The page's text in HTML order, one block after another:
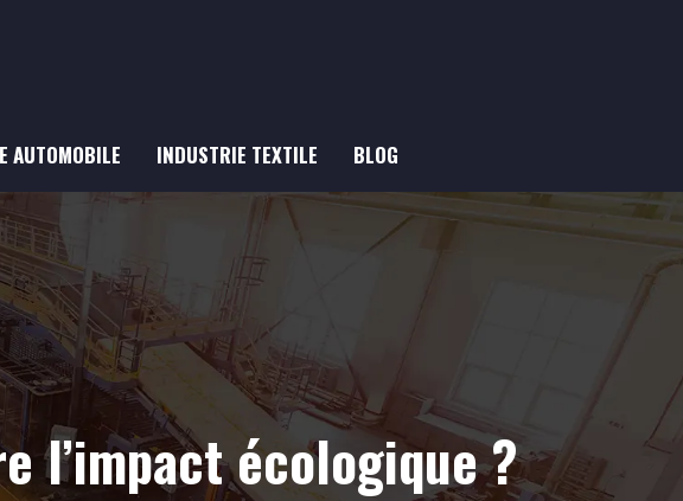
AUTOMOBILE INDUSTRIE TEXTILE BLOG
l’impact écologique ?